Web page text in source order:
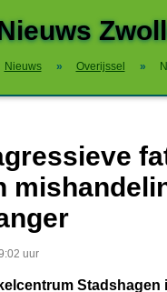
Nieuws » Overijssel »
uur
Stadshagen